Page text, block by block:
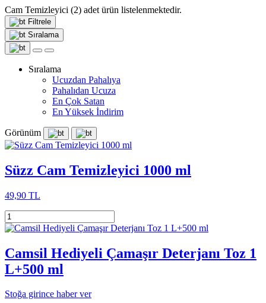
Cam Temizleyici (2) adet ürün listelenmektedir.
Filtrele
Sıralama
Sıralama
Ucuzdan Pahalıya
Pahalıdan Ucuza
En Çok Satan
En Yüksek İndirim
Görünüm
Süzz Cam Temizleyici 1000 ml
49,90 TL
Camsil Hediyeli Çamaşır Deterjanı Toz 1
L+500 ml
Stoğa girince haber ver